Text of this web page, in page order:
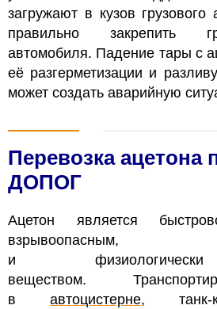
загружают в кузов
правильно закрепить
автомобиля. Падение тары с
её разгерметизации и
может создать аварийную
Перевозка ацетона
ДОПОГ
Ацетон является
взрывоопасным,
и
веществом.
в автоцистерне, танк-